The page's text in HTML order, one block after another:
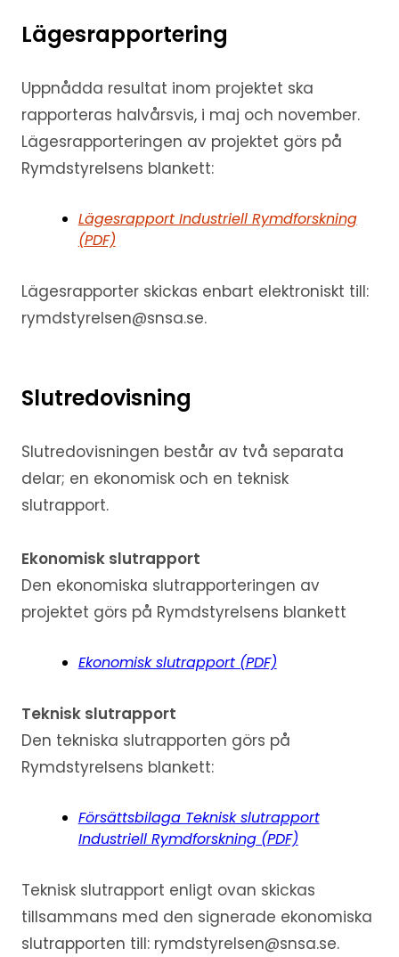
Lägesrapportering
Uppnådda resultat inom projektet ska
rapporteras halvårsvis, i maj och november.
Lägesrapporteringen av projektet görs på
Rymdstyrelsens blankett:
Lägesrapport Industriell Rymdforskning
(PDF)
Lägesrapporter skickas enbart elektroniskt till:
rymdstyrelsen@snsa.se.
Slutredovisning
Slutredovisningen består av två separata
delar; en ekonomisk och en teknisk
slutrapport.
Ekonomisk slutrapport
Den ekonomiska slutrapporteringen av
projektet görs på Rymdstyrelsens blankett
Ekonomisk slutrapport (PDF)
Teknisk slutrapport
Den tekniska slutrapporten görs på
Rymdstyrelsens blankett:
Försättsbilaga Teknisk slutrapport
Industriell Rymdforskning (PDF)
Teknisk slutrapport enligt ovan skickas
tillsammans med den signerade ekonomiska
slutrapporten till: rymdstyrelsen@snsa.se.